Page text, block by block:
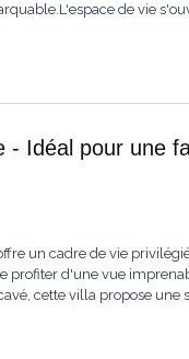
de vie
- Idéal pour une
un cadre de vie
profiter d'une vue
cette villa propose